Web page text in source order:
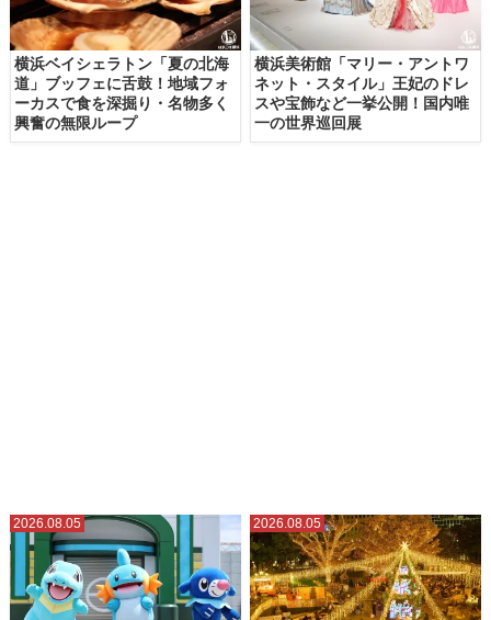
横浜ベイシェラトン「夏の北海
道」ブッフェに舌鼓！地域フォ
ーカスで食を深掘り・名物多く
興奮の無限ループ
横浜美術館「マリー・アントワ
ネット・スタイル」王妃のドレ
スや宝飾など一挙公開！国内唯
一の世界巡回展
2026.08.05 2026.08.05